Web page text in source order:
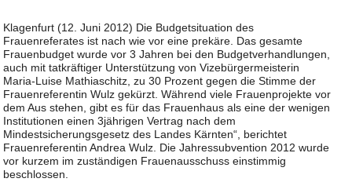
Klagenfurt (12. Juni 2012) Die Budgetsituation des
Frauenreferates ist nach wie vor eine prekäre. Das gesamte
Frauenbudget wurde vor 3 Jahren bei den Budgetverhandlungen,
auch mit tatkräftiger Unterstützung von Vizebürgermeisterin
Maria-Luise Mathiaschitz, zu 30 Prozent gegen die Stimme der
Frauenreferentin Wulz gekürzt. Während viele Frauenprojekte vor
dem Aus stehen, gibt es für das Frauenhaus als eine der wenigen
Institutionen einen 3jährigen Vertrag nach dem
Mindestsicherungsgesetz des Landes Kärnten“, berichtet
Frauenreferentin Andrea Wulz. Die Jahressubvention 2012 wurde
vor kurzem im zuständigen Frauenausschuss einstimmig
beschlossen.